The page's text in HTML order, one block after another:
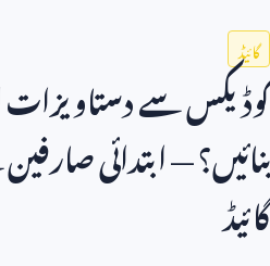
گائیڈ
کوڈیکس سے دستاویزات
بنائیں؟ — ابتدائی
گائیڈ